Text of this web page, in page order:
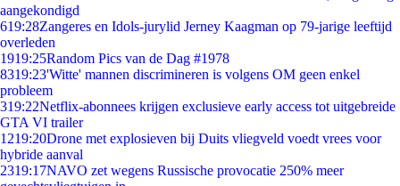
aangekondigd
619:28Zangeres en Idols-jurylid Jerney Kaagman op 79-jarige leeftijd
overleden
1919:25Random Pics van de Dag #1978
8319:23'Witte' mannen discrimineren is volgens OM geen enkel
probleem
319:22Netflix-abonnees krijgen exclusieve early access tot uitgebreide
GTA VI trailer
1219:20Drone met explosieven bij Duits vliegveld voedt vrees voor
hybride aanval
2319:17NAVO zet wegens Russische provocatie 250% meer